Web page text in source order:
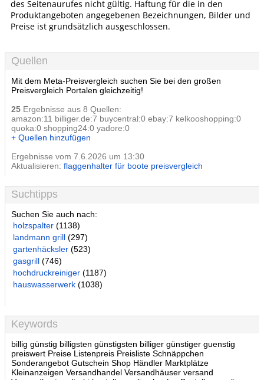
des Seitenaurufes nicht gültig. Haftung für die in den
Produktangeboten angegebenen Bezeichnungen, Bilder und
Preise ist grundsätzlich ausgeschlossen.
Quellen
Mit dem Meta-Preisvergleich suchen Sie bei den großen
Preisvergleich Portalen gleichzeitig!
25 Ergebnisse aus 8 Quellen:
amazon:11 billiger.de:7 buycentral:0 ebay:7 kelkooshopping:0
quoka:0 shopping24:0 yadore:0
+ Quellen hinzufügen
Ergebnisse vom 7.6.2026 um 13:30
Aktualisieren: flaggenhalter für boote preisvergleich
Suchtipps
Suchen Sie auch nach:
holzspalter (1138)
landmann grill (297)
gartenhäcksler (523)
gasgrill (746)
hochdruckreiniger (1187)
hauswasserwerk (1038)
Keywords
billig günstig billigsten günstigsten billiger günstiger guenstig
preiswert Preise Listenpreis Preisliste Schnäppchen
Sonderangebot Gutschein Shop Händler Marktplätze
Kleinanzeigen Versandhandel Versandhäuser versand